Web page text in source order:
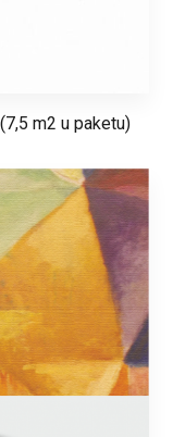
m2 u paketu)